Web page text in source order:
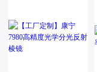
玻璃艺术玻